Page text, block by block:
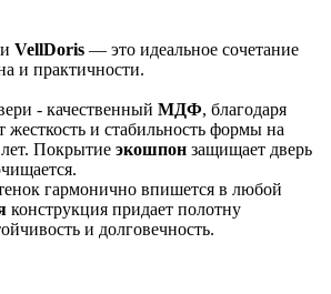
VellDoris — это идеальное сочетание
и практичности.
- качественный МДФ, благодаря
жесткость и стабильность формы на
Покрытие экошпон защищает дверь
гармонично впишется в любой
конструкция придает полотну
и долговечность.